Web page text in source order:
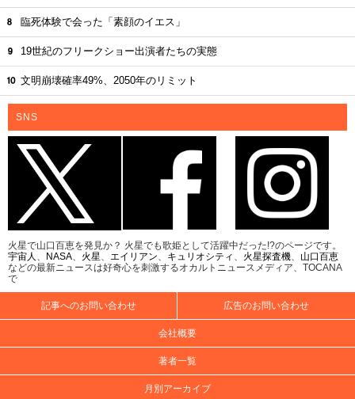
臨死体験で会った「素顔のイエス」
19世紀のフリークショー出演者たちの実態
文明崩壊確率49%、2050年のリミット
SNS
火星で山口百恵を発見か？ 火星でも歌姫として活躍中だった!?のページです。
宇宙人 、 NASA、 火星、 エイリアン、 キュリオシティ 、 火星探査機、 山口百恵
などの最新ニュースは好奇心を刺激するオカルトニュースメディア、TOCANA
で
記事へのお問い合わせ 広告のお問い合わせ
会社概要
著者一覧
月別アーカイブ